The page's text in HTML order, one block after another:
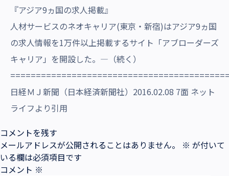
『アジア9ヵ国の求人掲載』
人材サービスのネオキャリア(東京・新宿)はアジア9ヵ国
の求人情報を1万件以上掲載するサイト「アブローダーズ
キャリア」を開設した。―（続く）
日経ＭＪ新聞（日本経済新聞社）2016.02.08 7面 ネット
ライフより引用
コメントを残す
メールアドレスが公開されることはありません。
※ が付いて
いる欄は必須項目です
コメント ※